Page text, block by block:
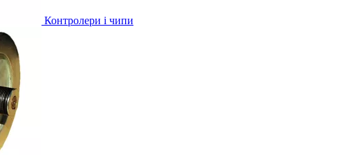
Контролери і чипи